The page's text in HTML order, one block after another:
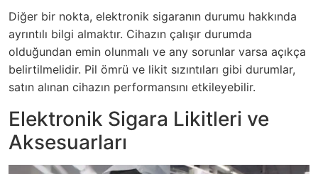
Diğer bir nokta, elektronik sigaranın durumu hakkında
ayrıntılı bilgi almaktır. Cihazın çalışır durumda
olduğundan emin olunmalı ve any sorunlar varsa açıkça
belirtilmelidir. Pil ömrü ve likit sızıntıları gibi durumlar,
satın alınan cihazın performansını etkileyebilir.
Elektronik Sigara Likitleri ve
Aksesuarları